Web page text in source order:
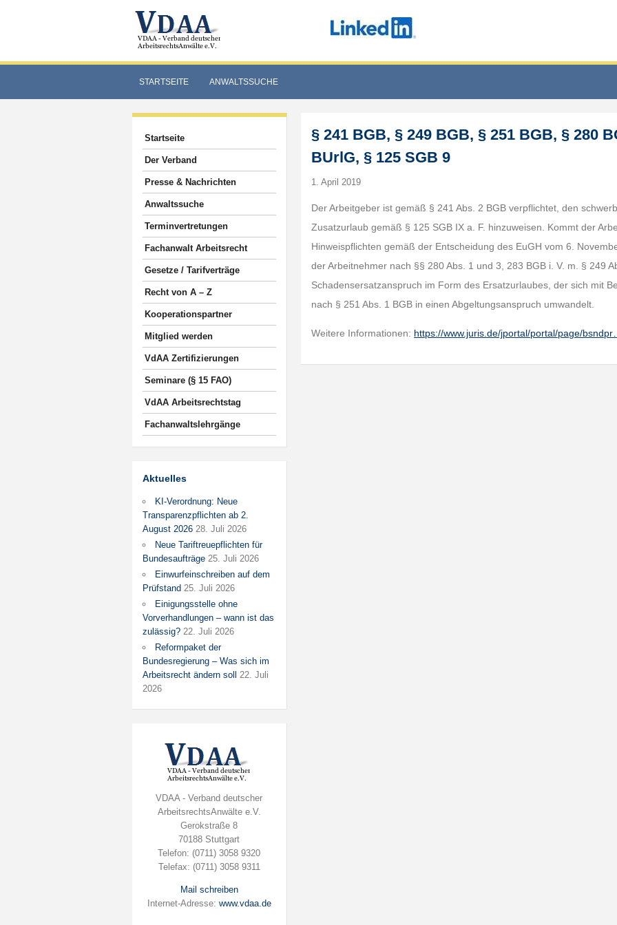
STARTSEITE ANWALTSSUCHE
Startseite
Der Verband
Presse & Nachrichten
Anwaltssuche
Terminvertretungen
Fachanwalt Arbeitsrecht
Gesetze / Tarifverträge
Recht von A – Z
Kooperationspartner
Mitglied werden
VdAA Zertifizierungen
Seminare (§ 15 FAO)
VdAA Arbeitsrechtstag
Fachanwaltslehrgänge
Aktuelles
KI-Verordnung: Neue
Transparenzpflichten ab 2.
August 2026 28. Juli 2026
Neue Tariftreuepflichten für
Bundesaufträge 25. Juli 2026
Einwurfeinschreiben auf dem
Prüfstand 25. Juli 2026
Einigungsstelle ohne
Vorverhandlungen – wann ist das
zulässig? 22. Juli 2026
Reformpaket der
Bundesregierung – Was sich im
Arbeitsrecht ändern soll
22. Juli
2026
VDAA - Verband deutscher
ArbeitsrechtsAnwälte e.V.
Gerokstraße 8
70188 Stuttgart
Telefon: (0711) 3058 9320
Telefax: (0711) 3058 9311
Mail schreiben
Internet-Adresse: www.vdaa.de
§ 241 BGB, § 249 BGB, § 251 BGB, § 280
BUrlG, § 125 SGB 9
1. April 2019
Der Arbeitgeber ist gemäß § 241 Abs. 2 BGB verpflichtet, den
Zusatzurlaub gemäß § 125 SGB IX a. F. hinzuweisen. Kommt der
Hinweispflichten gemäß der Entscheidung des EuGH vom 6.
der Arbeitnehmer nach §§ 280 Abs. 1 und 3, 283 BGB i. V. m. § 249
Schadensersatzanspruch im Form des Ersatzurlaubes, der sich mit
nach § 251 Abs. 1 BGB in einen Abgeltungsanspruch umwandelt.
Weitere Informationen: https://www.juris.de/jportal/portal/page/